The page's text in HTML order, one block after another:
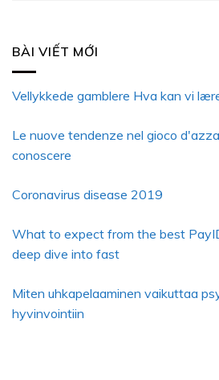
BÀI VIẾT MỚI
Vellykkede gamblere Hva kan vi
Le nuove tendenze nel gioco
conoscere
Coronavirus disease 2019
What to expect from the best
deep dive into fast
Miten uhkapelaaminen vaikuttaa
hyvinvointiin